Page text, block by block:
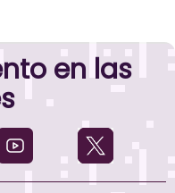
en las